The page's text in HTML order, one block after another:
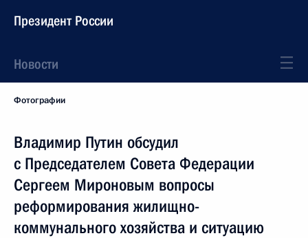
Президент России
Новости
Фотографии
Владимир Путин обсудил
с Председателем Совета Федерации
Сергеем Мироновым вопросы
реформирования жилищно-
коммунального хозяйства и ситуацию